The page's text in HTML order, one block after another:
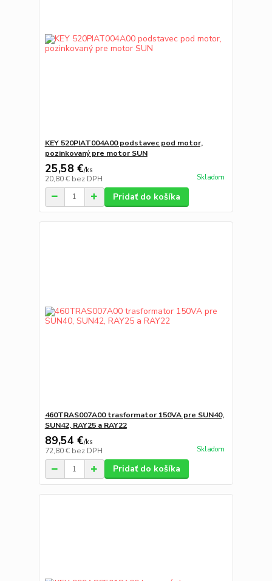
KEY 520PIAT004A00 podstavec pod motor,
pozinkovaný pre motor SUN
25,58 €/ks
20,80 € bez DPH Skladom
Pridať do košíka
460TRAS007A00 trasformator 150VA pre SUN40,
SUN42, RAY25 a RAY22
89,54 €/ks
72,80 € bez DPH Skladom
Pridať do košíka